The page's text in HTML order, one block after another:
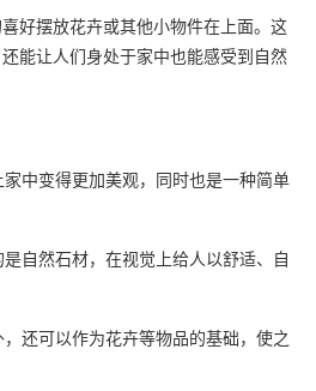
好摆放花卉或其他小物件在上面。这
能让人们身处于家中也能感受到自然
中变得更加美观，同时也是一种简单
自然石材，在视觉上给人以舒适、自
还可以作为花卉等物品的基础，使之